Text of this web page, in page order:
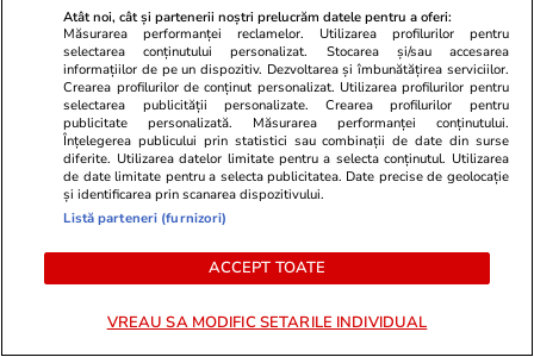
abonamente pentru locurile de
parcare. Cât costă noul serviciu
pentru șoferi
Știri România 01 aug.
Ce cumpără românii înainte de
concediu. Un produs a explodat
în vânzări
Atât noi, cât și partenerii noștri prelucrăm datele pentru a oferi:
Măsurarea performanței reclamelor. Utilizarea profilurilor pentru
selectarea conținutului personalizat. Stocarea și/sau accesarea
informațiilor de pe un dispozitiv. Dezvoltarea și îmbunătățirea serviciilor.
Crearea profilurilor de conținut personalizat. Utilizarea profilurilor pentru
selectarea publicității personalizate. Crearea profilurilor pentru
publicitate personalizată. Măsurarea performanței conținutului.
Înțelegerea publicului prin statistici sau combinații de date din surse
diferite. Utilizarea datelor limitate pentru a selecta conținutul. Utilizarea
de date limitate pentru a selecta publicitatea. Date precise de geolocație
și identificarea prin scanarea dispozitivului.
Listă parteneri (furnizori)
ACCEPT TOATE
VREAU SA MODIFIC SETARILE INDIVIDUAL